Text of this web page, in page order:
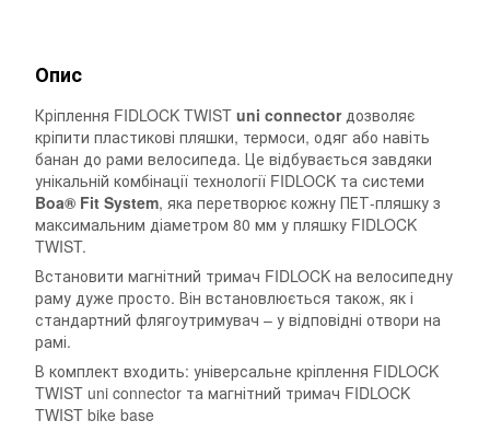
Опис
Кріплення FIDLOCK TWIST uni connectorдозволяє
кріпити пластикові пляшки, термоси, одяг або навіть
банан до рами велосипеда. Це відбувається завдяки
унікальній комбінації технології FIDLOCK та системи
Boa® Fit System, яка перетворює кожну ПЕТ-пляшку з
максимальним діаметром 80 мм у пляшку FIDLOCK
TWIST.
Встановити магнітний тримач FIDLOCK на велосипедну
раму дуже просто. Він встановлюється також, як і
стандартний флягоутримувач – у відповідні отвори на
рамі.
В комплект входить: універсальне кріплення FIDLOCK
TWIST uni connector та магнітний тримач FIDLOCK
TWIST bike base